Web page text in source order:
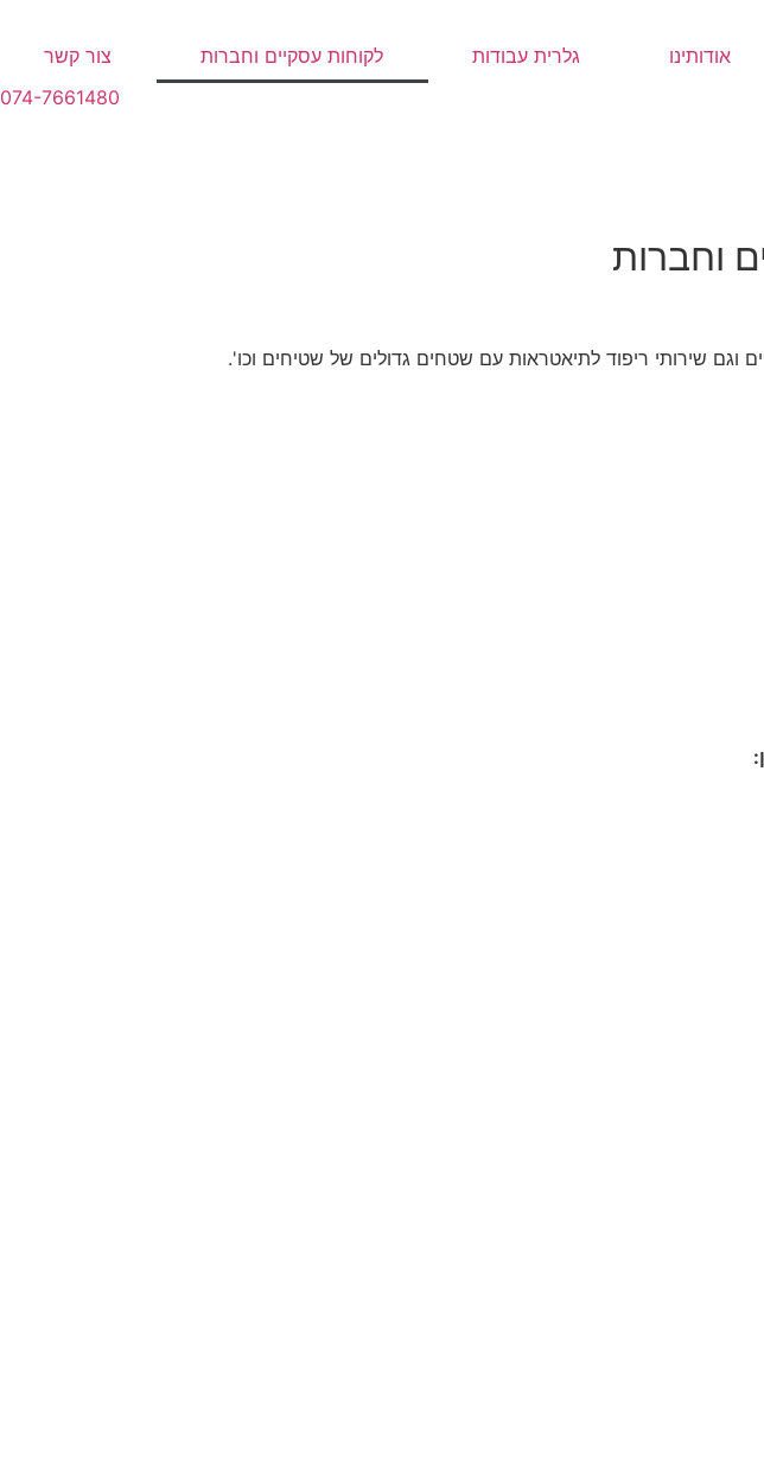
אודותינו גלרית עבודות לקוחות עסקיים וחברות
צור קשר
074-7661480
וחברות
שירותי ריפוד לתיאטראות עם שטחים גדולים של שטיחים וכו'.